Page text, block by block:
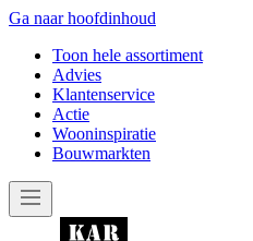
Ga naar hoofdinhoud
Toon hele assortiment
Advies
Klantenservice
Actie
Wooninspiratie
Bouwmarkten